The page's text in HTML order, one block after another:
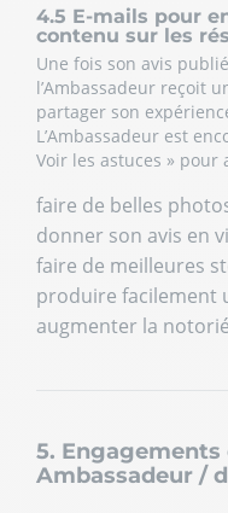
4.5 E-mails pour
contenu sur les
Une fois son avis
l’Ambassadeur reçoit
partager son
L’Ambassadeur est
Voir les astuces »
faire de belles
donner son avis en
faire de meilleures
produire facilement
augmenter la
5. Engagements
Ambassadeur /